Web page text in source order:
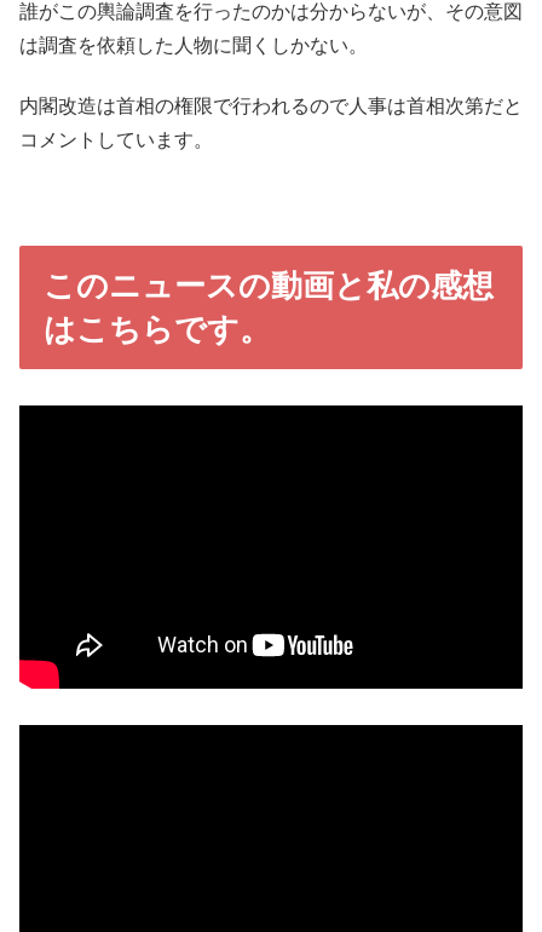
誰がこの輿論調査を行ったのかは分からないが、その意図
は調査を依頼した人物に聞くしかない。
内閣改造は首相の権限で行われるので人事は首相次第だと
コメントしています。
このニュースの動画と私の感想
はこちらです。